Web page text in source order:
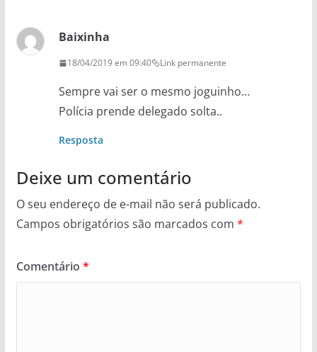
Baixinha
18/04/2019 em 09:40 Link permanente
Sempre vai ser o mesmo joguinho…
Polícia prende delegado solta..
Resposta
Deixe um comentário
O seu endereço de e-mail não será publicado.
Campos obrigatórios são marcados com *
Comentário *